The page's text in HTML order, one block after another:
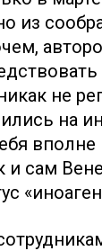
из
не
на
и сам